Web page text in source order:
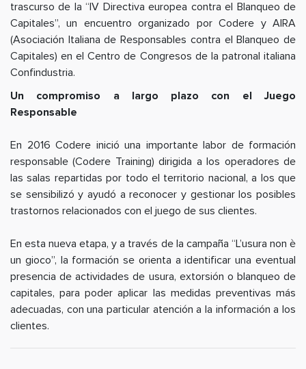
trascurso de la “IV Directiva europea contra el Blanqueo de
Capitales”, un encuentro organizado por Codere y AIRA
(Asociación Italiana de Responsables contra el Blanqueo de
Capitales) en el Centro de Congresos de la patronal italiana
Confindustria.
Un compromiso a largo plazo con el Juego
Responsable
En 2016 Codere inició una importante labor de formación
responsable (Codere Training) dirigida a los operadores de
las salas repartidas por todo el territorio nacional, a los que
se sensibilizó y ayudó a reconocer y gestionar los posibles
trastornos relacionados con el juego de sus clientes.
En esta nueva etapa, y a través de la campaña “L’usura non è
un gioco”, la formación se orienta a identificar una eventual
presencia de actividades de usura, extorsión o blanqueo de
capitales, para poder aplicar las medidas preventivas más
adecuadas, con una particular atención a la información a los
clientes.